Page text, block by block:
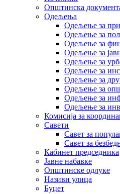
Општинска
Одељења
Одељење за
Одељење за
Одељење за
Одељење за
Одељење за
Одељење за
Одељење за
Одељење за
Одељење за
Одељење за
Комисија за
Савети
Савет за
Савет за
Кабинет председника
Јавне набавке
Општинске одлуке
Називи улица
Буџет